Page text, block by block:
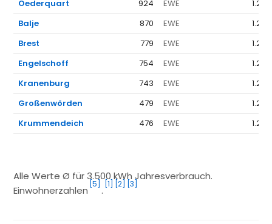
Oederquart
924 EWE
Balje
870 EWE
Brest
779 EWE
Engelschoff
754 EWE
Kranenburg
743 EWE
Großenwörden
479 EWE
Krummendeich
476 EWE
Alle Werte Ø für 3.500 kWh Jahresverbrauch.
Einwohnerzahlen
[5]
.
[1] [2] [3]